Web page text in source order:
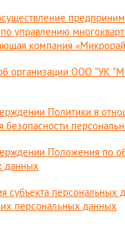
по управлению
компания
организации ООО "УК
Политики в
безопасности
Положения по
данных
субъекта персональных
персональных данных